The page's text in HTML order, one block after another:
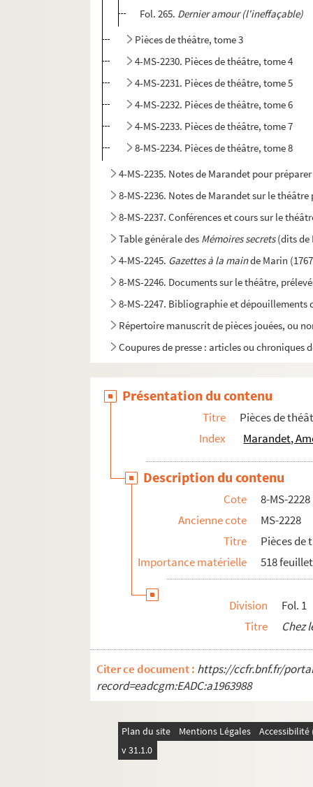
Fol. 265. Dernier amour (l'ineffaçable)
Pièces de théâtre, tome 3
4-MS-2230. Pièces de théâtre, tome 4
4-MS-2231. Pièces de théâtre, tome 5
4-MS-2232. Pièces de théâtre, tome 6
4-MS-2233. Pièces de théâtre, tome 7
8-MS-2234. Pièces de théâtre, tome 8
4-MS-2235. Notes de Marandet pour
8-MS-2236. Notes de Marandet sur le
8-MS-2237. Conférences et cours sur le
Table générale des Mémoires secrets(dits de
4-MS-2245. Gazettes à la mainde Marin
8-MS-2246. Documents sur le théâtre,
8-MS-2247. Bibliographie et
Répertoire manuscrit de pièces jouées, ou
Coupures de presse : articles ou
Présentation du contenu
Titre
Pièces de
Index
Marandet,
Description du contenu
Cote
8-MS-2228
Ancienne cote
MS-2228
Titre
Pièces de
Importance matérielle
518
Division
Fol. 1
Titre
Chez
Citer ce document : https://ccfr.bnf.fr/
record=eadcgm:EADC:a1963988
Plan du site Mentions Légales
v 31.1.0